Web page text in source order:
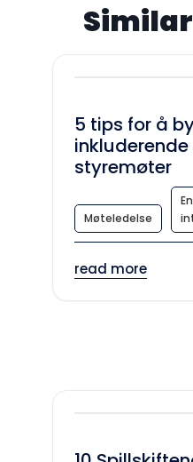
5 tips for å
styremøter
Møteledelse
read more